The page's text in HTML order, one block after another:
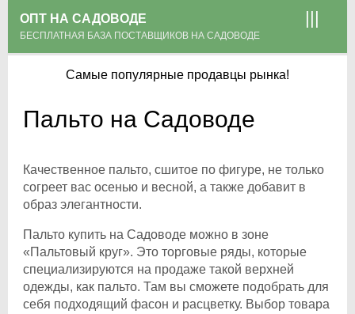
ОПТ НА САДОВОДЕ
БЕСПЛАТНАЯ БАЗА ПОСТАВЩИКОВ НА САДОВОДЕ
Самые популярные продавцы рынка!
Пальто на Садоводе
Качественное пальто, сшитое по фигуре, не только
согреет вас осенью и весной, а также добавит в
образ элегантности.
Пальто купить на Садоводе можно в зоне
«Пальтовый круг». Это торговые ряды, которые
специализируются на продаже такой верхней
одежды, как пальто. Там вы сможете подобрать для
себя подходящий фасон и расцветку. Выбор товара